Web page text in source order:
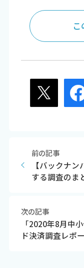
前の記事
【バックナ
する調査のま
次の記事
「2020年8月中
ド決済調査レポ